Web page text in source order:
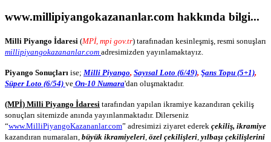
www.millipiyangokazananlar.com hakkında bilgi...
Milli Piyango İdaresi (MPİ, mpi gov.tr) tarafınadan kesinleşmiş, resmi sonuşları
millipiyangokazananlar.com adresimizden yayınlamaktayız.
Piyango Sonuçları ise; Milli Piyango, Sayısal Loto (6/49), Şans Topu (5+1),
Süper Loto (6/54) ve On-10 Numara'dan oluşmaktadır.
(MPİ) Milli Piyango İdaresi tarafından yapılan ikramiye kazandıran çekiliş
sonuçları sitemizde anında yayınlanmaktadır. Dilerseniz
“www.MilliPiyangoKazananlar.com” adresimizi ziyaret ederek çekiliş, ikramiye
kazandıran numaraları, büyük ikramiyeleri özel çekilişleri yılbaşı çekilişlerini